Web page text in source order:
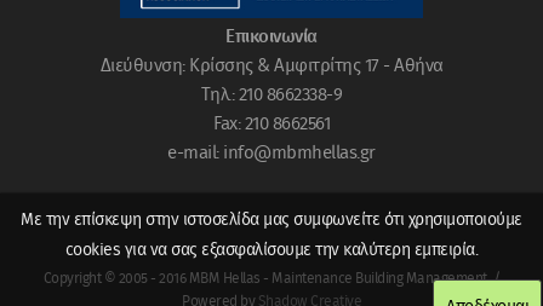
Επικοινωνία
Διεύθυνση: Κρίσσης & Αμφιτρίτης 17 - Αθήνα
Tηλ.: 210 8662338-9
Fax: 210 8662561
e-mail: info@mbmhellas.gr
Copyright © 2005 - 2016 MBM Hellas - Maintenance Building Management. /
Με την επίσκεψη στην ιστοσελίδα μας συμφωνείτε ότι χρησιμοποιούμε
cookies για να σας εξασφαλίσουμε την καλύτερη εμπειρία.